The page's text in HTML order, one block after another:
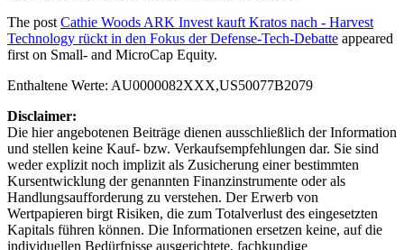
The post Cathie Woods ARK Invest kauft Kratos nach - Harvest
Technology rückt in den Fokus der Defense-Tech-Debatte appeared
first on Small- and MicroCap Equity.
Enthaltene Werte: AU0000082XXX,US50077B2079
Disclaimer:
Die hier angebotenen Beiträge dienen ausschließlich der Information
und stellen keine Kauf- bzw. Verkaufsempfehlungen dar. Sie sind
weder explizit noch implizit als Zusicherung einer bestimmten
Kursentwicklung der genannten Finanzinstrumente oder als
Handlungsaufforderung zu verstehen. Der Erwerb von
Wertpapieren birgt Risiken, die zum Totalverlust des eingesetzten
Kapitals führen können. Die Informationen ersetzen keine, auf die
individuellen Bedürfnisse ausgerichtete, fachkundige